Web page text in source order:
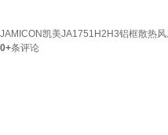
JAMICON凯美JA1751H2H3铝框散热
0+条评论